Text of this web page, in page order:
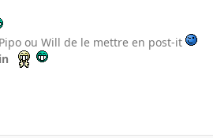
ou Will de le mettre en post-it